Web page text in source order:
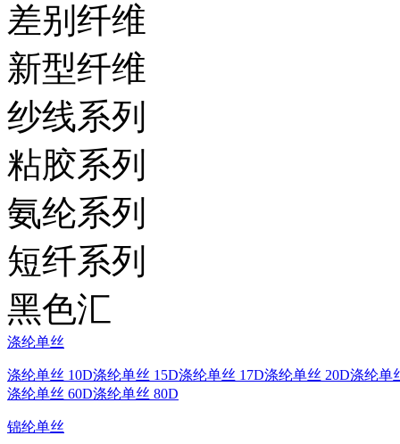
差别纤维
新型纤维
纱线系列
粘胶系列
氨纶系列
短纤系列
黑色汇
涤纶单丝
涤纶单丝 10D涤纶单丝 15D涤纶单丝 17D涤纶单丝 20D涤纶单
涤纶单丝 60D涤纶单丝 80D
锦纶单丝